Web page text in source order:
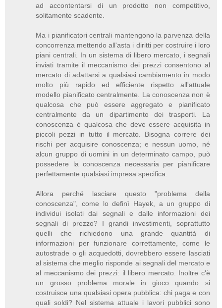
ad accontentarsi di un prodotto non competitivo,
solitamente scadente.
Ma i pianificatori centrali mantengono la parvenza della
concorrenza mettendo all'asta i diritti per costruire i loro
piani centrali. In un sistema di libero mercato, i segnali
inviati tramite il meccanismo dei prezzi consentono al
mercato di adattarsi a qualsiasi cambiamento in modo
molto più rapido ed efficiente rispetto all'attuale
modello pianificato centralmente. La conoscenza non è
qualcosa che può essere aggregato e pianificato
centralmente da un dipartimento dei trasporti. La
conoscenza è qualcosa che deve essere acquisita in
piccoli pezzi in tutto il mercato. Bisogna correre dei
rischi per acquisire conoscenza; e nessun uomo, né
alcun gruppo di uomini in un determinato campo, può
possedere la conoscenza necessaria per pianificare
perfettamente qualsiasi impresa specifica.
Allora perché lasciare questo "problema della
conoscenza", come lo definì Hayek, a un gruppo di
individui isolati dai segnali e dalle informazioni dei
segnali di prezzo? I grandi investimenti, soprattutto
quelli che richiedono una grande quantità di
informazioni per funzionare correttamente, come le
autostrade o gli acquedotti, dovrebbero essere lasciati
al sistema che meglio risponde ai segnali del mercato e
al meccanismo dei prezzi: il libero mercato. Inoltre c'è
un grosso problema morale in gioco quando si
costruisce una qualsiasi opera pubblica: chi paga e con
quali soldi? Nel sistema attuale i lavori pubblici sono